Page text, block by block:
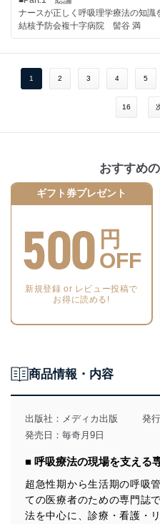
成人とくらべて学ぼう 小児の人工
静岡県立こども病院 杵塚美知
NTT 東日本関東病院 小松孝美
・本誌掲載広告目次：
フクダ電子株式会社／フクダライフ
の？
Q23 なぜ吸入気の加温加湿は37℃
Q24 なぜ“非同調”が起こってしまう
酸素投与量はどのように対応するの
〈NPPV／HFNC〉
Q27 NPPVの装着時間は就寝中ず
Q28 HFNC患者が酸素化の改善や
Q29 HFNCでの酸素使用量の考え
Q30 陽圧管理中の患者への徒手的
Q31 人工呼吸管理中の自発呼吸は
愛すべき上司たち
医療法人にじいろ会 おぐまファ
・本誌掲載広告目次：
株式会社村田製作所
【Part.3】画像検査
■14 胸部X線（ポータブルX線を含
■15 胸部CT
■16 エコー検査（肺・心）
■17 EIT（電気インピーダンス・ト
【Part.4】そのほかの押さえるべき検
■20 嚥下機能評価（誤嚥性肺炎を
・索引
ナースが正しく呼吸理学療法の知識
結核予防会複十字病院 髻谷 満
■Part.2 ナースが押さえておくべき
昭和大学 黒山祐貴
●2 フィジカルアセスメント
だいだい訪問看護ステーション 池
●3 胸部画像のアセスメント
●1 呼吸コントロールと呼吸練習
訪問看護ステーション飛鳥晴山苑
●2 呼吸介助法・スクイージング
国立病院機構下志津病院 藤田龍一
●3 排痰法（体位ドレナージ・タッ
公立甲賀病院 森 広輔
●4 排痰法（ハフィング・咳嗽指導
結核予防会複十字病院 大野一樹
■Part.4 ナースが押さえておくべ
関西電力病院 佐藤達也
ておくべき知識は何ですか？
洛和会音羽病院 倉 壮二郎
奈良県立医科大学附属病院 玉木康
国立循環器病研究センター 佐藤晟
●TOPICS 知っておくべき呼吸リ
秋田大学医学部附属病院 大倉和貴
1 2 3 4 5
16
おすすめ
ギフト券プレゼント
500 円
OFF
新規登録 or レビュー投稿で
お得に読める!
商品情報・内容
出版社： メディカ出版
発
発売日：毎奇月9日
■ 呼吸療法の現場を支える
超急性期から生活期の呼吸
ての医療者のための専門誌
法を中心に、診療・看護・